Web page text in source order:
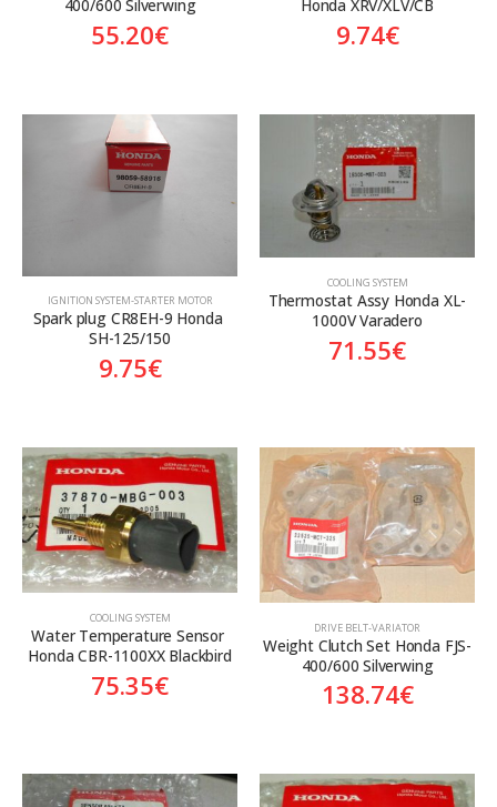
400/600 Silverwing
55.20€
Honda XRV/XLV/CB
9.74€
ΙGNITION SYSTEM-STARTER MOTOR
Spark plug CR8EH-9 Honda
SH-125/150
9.75€
COOLING SYSTEM
Thermostat Assy Honda XL-
1000V Varadero
71.55€
COOLING SYSTEM
Water Temperature Sensor
Honda CBR-1100XX Blackbird
75.35€
DRIVE BELT-VARIATOR
Weight Clutch Set Honda FJS-
400/600 Silverwing
138.74€